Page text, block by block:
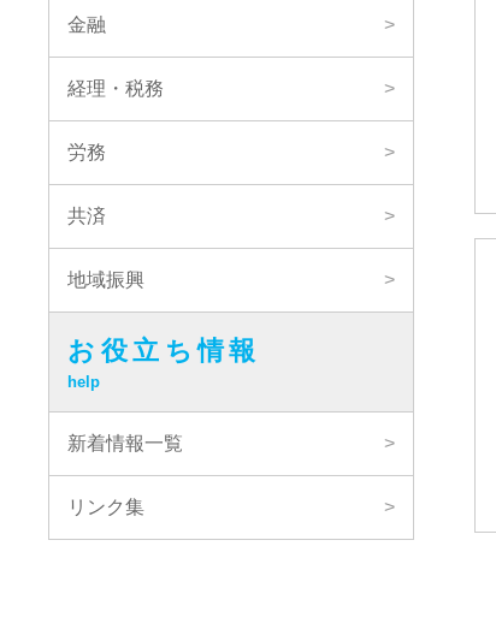
金融
経理・税務
労務
共済
地域振興
お役立ち情報
help
新着情報一覧
リンク集